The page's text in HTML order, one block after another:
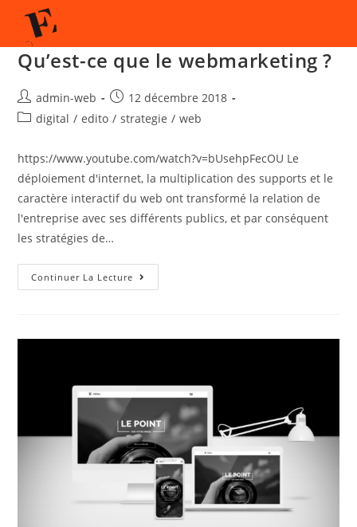
Qu’est-ce que le webmarketing ?
admin-web
12 décembre 2018
digital / edito / strategie / web
https://www.youtube.com/watch?v=bUsehpFecOU Le
déploiement d'internet, la multiplication des supports et le
caractère interactif du web ont transformé la relation de
l'entreprise avec ses différents publics, et par conséquent
les stratégies de…
Continuer La Lecture